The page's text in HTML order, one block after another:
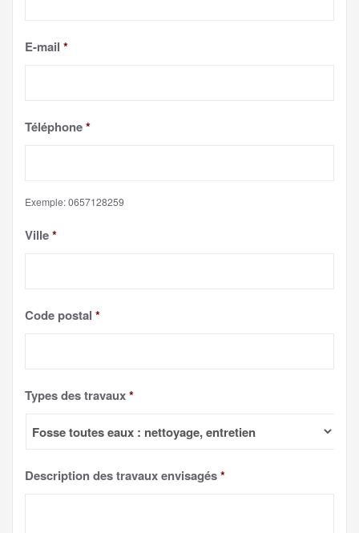
E-mail *
Téléphone*
Exemple: 0657128259
Ville*
Code postal *
Types des travaux*
Description des travaux envisagés*